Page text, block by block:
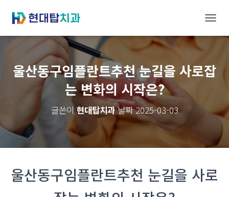
게
이
토
울산동구임플란트추천 눈길을 사로잡
는 변화의 시작은?
글쓴이현대탑치과날짜2025-03-03
울산동구임플란트추천 눈길을 사로